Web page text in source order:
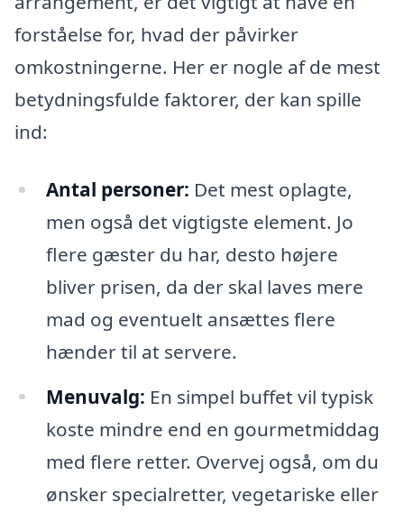
forståelse for, hvad der påvirker
omkostningerne. Her er nogle af de mest
betydningsfulde faktorer, der kan spille
ind:
Antal personer: Det mest oplagte,
men også det vigtigste element. Jo
flere gæster du har, desto højere
bliver prisen, da der skal laves mere
mad og eventuelt ansættes flere
hænder til at servere.
Menuvalg: En simpel buffet vil typisk
koste mindre end en gourmetmiddag
med flere retter. Overvej også, om du
ønsker specialretter, vegetariske eller